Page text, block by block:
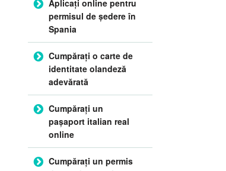
Aplicați online pentru
permisul de ședere în
Spania
Cumpărați o carte de
identitate olandeză
adevărată
Cumpărați un
pașaport italian real
online
Cumpărați un permis